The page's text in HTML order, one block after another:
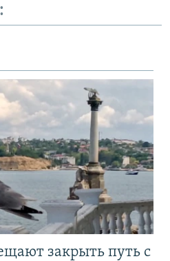
закрыть путь с